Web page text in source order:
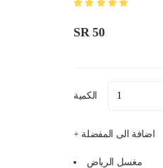
SR 50
الكمية
+ اضافة الى المفضلة
مغسل الرياض